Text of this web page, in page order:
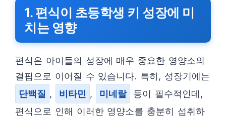
1. 편식이 초등학생 키 성장에 미
치는 영향
편식은 아이들의 성장에 매우 중요한 영양소의
결핍으로 이어질 수 있습니다. 특히, 성장기에는
단백질
, 비타민 , 미네랄
등이 필수적인데,
편식으로 인해 이러한 영양소를 충분히 섭취하